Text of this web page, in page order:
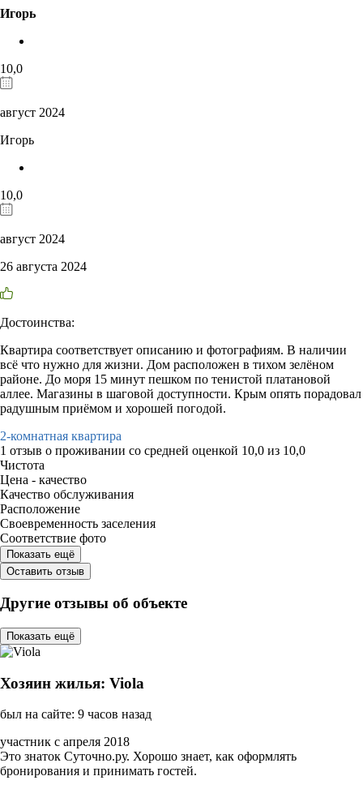
Игорь
10,0
август 2024
Игорь
10,0
август 2024
26 августа 2024
Достоинства:
Квартира соответствует описанию и фотографиям. В наличии
всё что нужно для жизни. Дом расположен в тихом зелёном
районе. До моря 15 минут пешком по тенистой платановой
аллее. Магазины в шаговой доступности. Крым опять порадовал
радушным приёмом и хорошей погодой.
2-комнатная квартира
1 отзыв о проживании со средней оценкой 10,0 из 10,0
Чистота
Цена - качество
Качество обслуживания
Расположение
Своевременность заселения
Соответствие фото
Показать ещё
Оставить отзыв
Другие отзывы об объекте
Показать ещё
Хозяин жилья: Viola
был на сайте: 9 часов назад
участник с апреля 2018
Это знаток Суточно.ру. Хорошо знает, как оформлять
бронирования и принимать гостей.